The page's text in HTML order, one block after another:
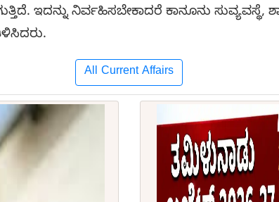
ಇದನ್ನು ನಿರ್ವಹಿಸಬೇಕಾದರೆ ಕಾನೂನು ಸುವ್ಯವಸ್ಥೆ,
All Current Affairs